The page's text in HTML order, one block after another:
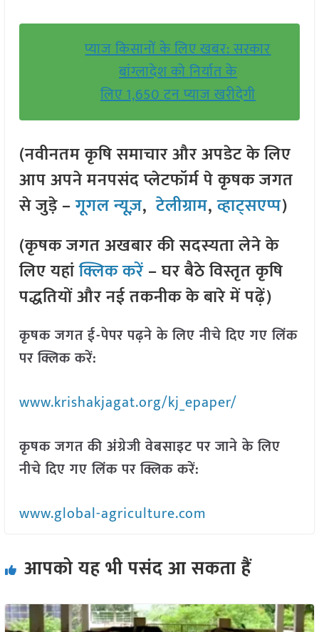
प्याज किसानों के लिए खबर: सरकार
बांग्लादेश को निर्यात के
लिए 1,650 टन प्याज खरीदेगी
(नवीनतम कृषि समाचार और अपडेट के लिए
आप अपने मनपसंद प्लेटफॉर्म पे कृषक जगत
से जुड़े –गूगल न्यूज़,टेलीग्राम,व्हाट्सएप्प)
(कृषक जगत अखबार की सदस्यता लेने के
लिए यहांक्लिक करें– घर बैठे विस्तृत कृषि
पद्धतियों और नई तकनीक के बारे में पढ़ें)
कृषक जगत ई-पेपर पढ़ने के लिए नीचे दिए गए लिंक
पर क्लिक करें:
www.krishakjagat.org/kj_epaper/
कृषक जगत की अंग्रेजी वेबसाइट पर जाने के लिए
नीचे दिए गए लिंक पर क्लिक करें:
www.global-agriculture.com
आपको यह भी पसंद आ सकता हैं